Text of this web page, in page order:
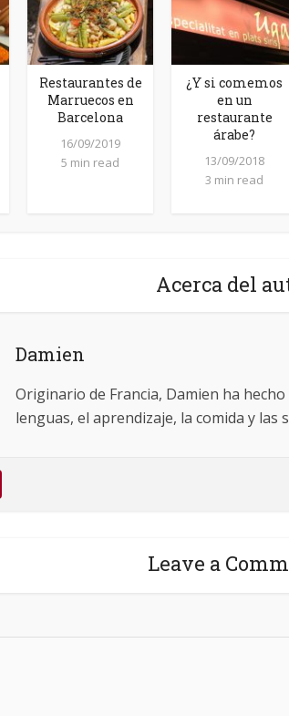
Restaurantes de
Marruecos en
Barcelona
16/09/2019
5 min read
¿Y si comemos
en un
restaurante
árabe?
13/09/2018
3 min read
Acerca del
Damien
Originario de Francia, Damien ha
lenguas, el aprendizaje, la comida y las
Leave a